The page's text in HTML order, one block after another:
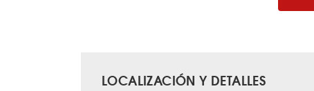
LOCALIZACIÓN Y DETALLES